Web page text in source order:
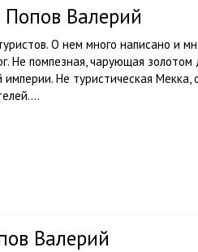
Валерий
О нем много написано и
Не помпезная, чарующая золотом
Не туристическая
Валерий